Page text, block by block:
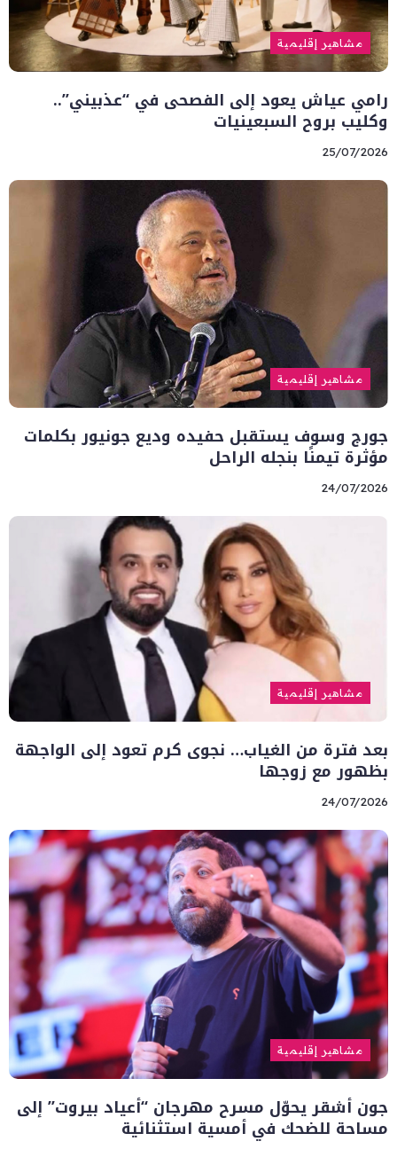
مشاهير إقليمية
رامي عياش يعود إلى الفصحى في “عذبيني”..
وكليب بروح السبعينيات
25/07/2026
مشاهير إقليمية
جورج وسوف يستقبل حفيده وديع جونيور بكلمات
مؤثرة تيمنًا بنجله الراحل
24/07/2026
مشاهير إقليمية
بعد فترة من الغياب… نجوى كرم تعود إلى الواجهة
بظهور مع زوجها
24/07/2026
مشاهير إقليمية
جون أشقر يحوّل مسرح مهرجان “أعياد بيروت” إلى
مساحة للضحك في أمسية استثنائية